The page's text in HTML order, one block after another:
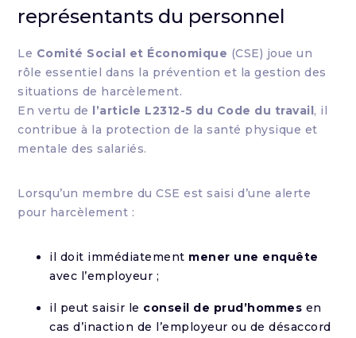
représentants du personnel
Le Comité Social et Économique (CSE) joue un
rôle essentiel dans la prévention et la gestion des
situations de harcèlement.
En vertu de l’article L2312-5 du Code du travail, il
contribue à la protection de la santé physique et
mentale des salariés.
Lorsqu’un membre du CSE est saisi d’une alerte
pour harcèlement :
il doit immédiatement mener une enquête
avec l’employeur ;
il peut saisir le conseil de prud’hommes en
cas d’inaction de l’employeur ou de désaccord